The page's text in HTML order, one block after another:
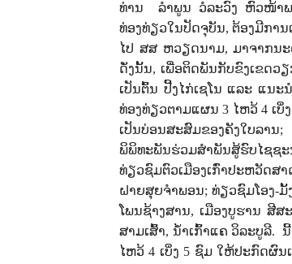
ທ່ານ ລຳພູນ ວໍລະວົງ ຫົວໜ້າພ
ທ່ອງທ່ຽວໃນປັດຈຸບັນ, ຕ້ອງມີການ
ໄປ ສສ ຫວຽດນາມ,ມາຈາກນ
ດັ່ງນັ້ນ, ເພື່ອຕິດພັນກັບຂົງເຂດວ
ເປັນຕົ້ນ ປີ້ງໄກ່ເຊໂນ ແລະ ແນ
ທ່ອງທ່ຽວຕາມແຜນ3 ໄຫວ້4 ເບິ່ງ
ເປັນບ່ອນສະສົມຂອງຄັງໃບລານ;
ພິພິທະພັນຮ່ວມສໍາພັນສູ້ຮົບໄຊຊ
ທ່ຽວຊົມຕົວເມືອງເກົ່າປະຫວັດສ
ຝາຍສຸຍຈໍາພອນ; ທ່ຽວຊົມໂອງ-ມັ້
ໂພນຊ້າງສານ, ເມືອງບູຮານ ສີສ
ສາມເສົ້າ, ນໍ້າເກົ້າແຄ ວິລະບູລີ.
ໄຫວ້4 ເບິ່ງ 5 ຊົມ ໃຫ້ປະກົດຜົນ